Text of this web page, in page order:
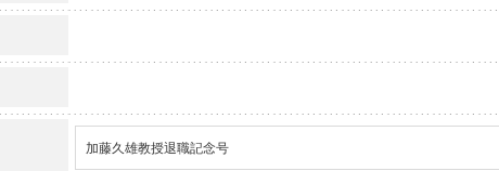
加藤久雄教授退職記念号